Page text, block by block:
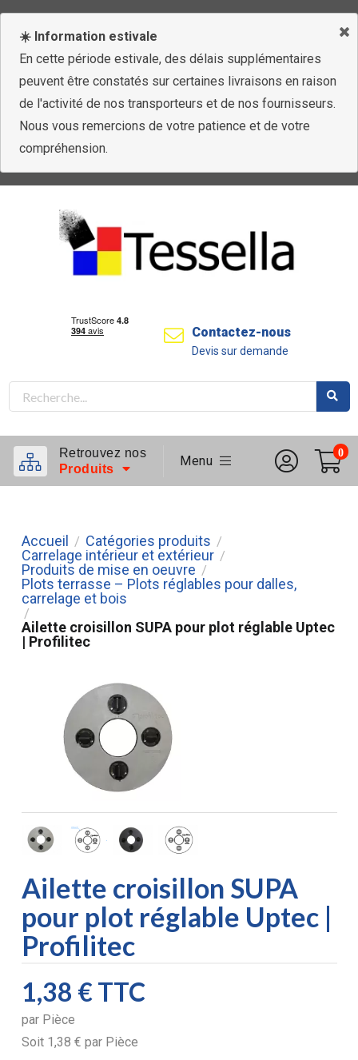
☀️ Information estivale
En cette période estivale, des délais supplémentaires
peuvent être constatés sur certaines livraisons en raison
de l'activité de nos transporteurs et de nos fournisseurs.
Nous vous remercions de votre patience et de votre
compréhension.
Contactez-nous
Devis sur demande
Retrouvez nos
Produits
Menu
0
Accueil / Catégories produits /
Carrelage intérieur et extérieur /
Produits de mise en oeuvre /
Plots terrasse – Plots réglables pour dalles,
carrelage et bois
/
Ailette croisillon SUPA pour plot réglable Uptec
| Profilitec
Ailette croisillon SUPA
pour plot réglable Uptec |
Profilitec
1,38 €TTC
par Pièce
Soit 1,38 € par Pièce